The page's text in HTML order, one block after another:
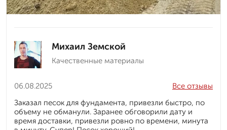
Михаил Земской
Качественные материалы
06.08.2025
Все отзывы
Заказал песок для фундамента, привезли быстро, по
объему не обманули. Заранее обговорили дату и
время доставки, привезли ровно по времени, минута